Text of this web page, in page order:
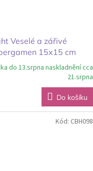
Veselé a zářivé
15x15 cm
do 13.srpna naskladnění cca
21.srpna
Do košíku
Kód: CBH098